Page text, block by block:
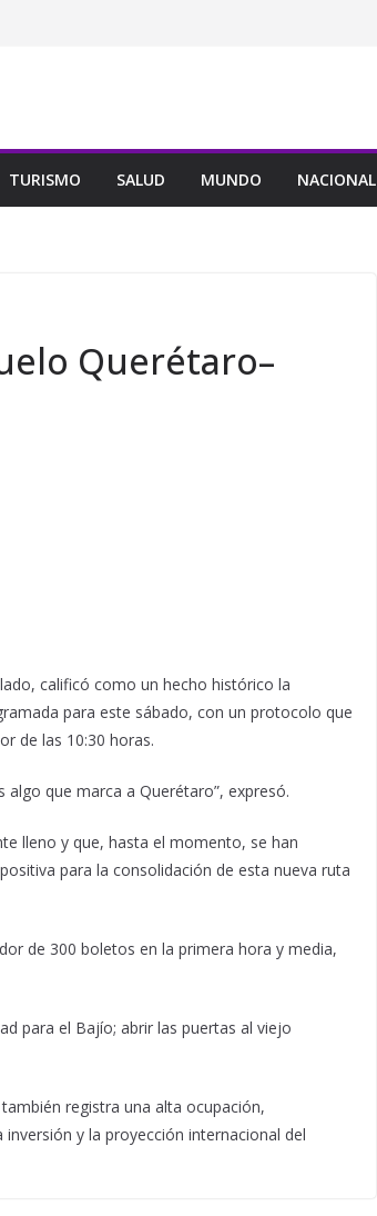
TURISMO SALUD MUNDO NACIONAL
Querétaro–
calificó como un hecho histórico la
para este sábado, con un protocolo que
de las 10:30 horas.
que marca a Querétaro”, expresó.
lleno y que, hasta el momento, se han
para la consolidación de esta nueva ruta
de 300 boletos en la primera hora y media,
para el Bajío; abrir las puertas al viejo
registra una alta ocupación,
y la proyección internacional del